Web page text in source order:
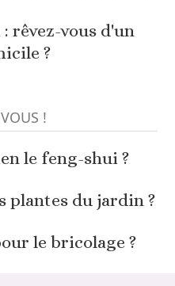
rêvez-vous d'un
?
!
le feng-shui ?
plantes du jardin ?
le bricolage ?